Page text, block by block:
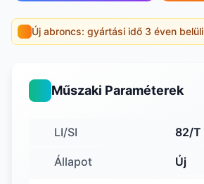
Új abroncs: gyártási idő 3 éven belüli
Műszaki Paraméterek
LI/SI 82/T
Állapot Új